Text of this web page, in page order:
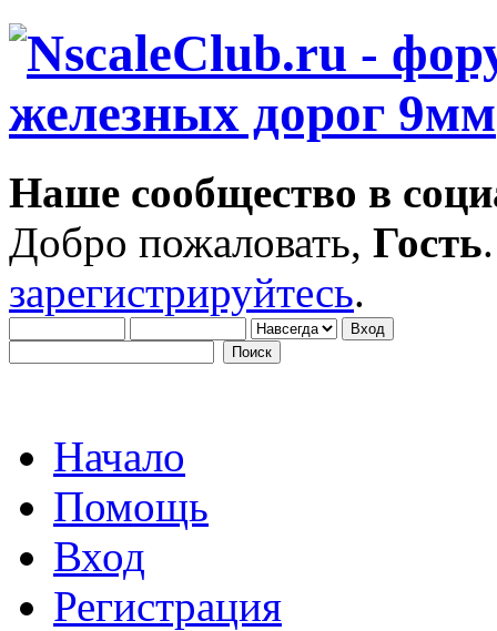
Наше сообщество в
Добро пожаловать, Гость
зарегистрируйтесь.
Начало
Помощь
Вход
Регистрация